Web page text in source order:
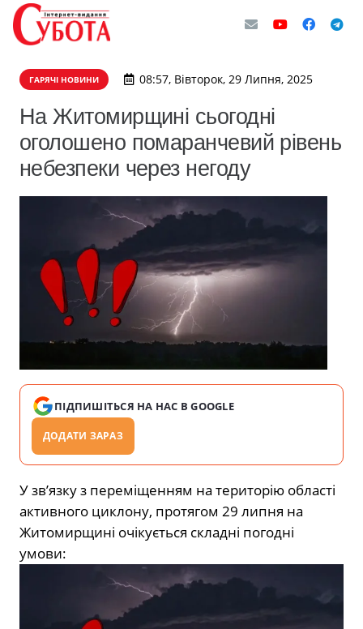
ГАРЯЧІ НОВИНИ 08:57, Вівторок, 29 Липня, 2025
На Житомирщині сьогодні
оголошено помаранчевий рівень
небезпеки через негоду
ПІДПИШІТЬСЯ НА НАС В GOOGLE
ДОДАТИ ЗАРАЗ
У зв’язку з переміщенням на територію області
активного циклону, протягом 29 липня на
Житомирщині очікується складні погодні
умови: